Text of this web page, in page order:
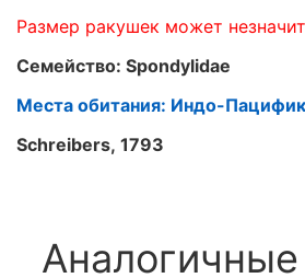
Размер ракушек может
Семейство: Spondylidae
Места обитания: Индо-
Schreibers, 1793